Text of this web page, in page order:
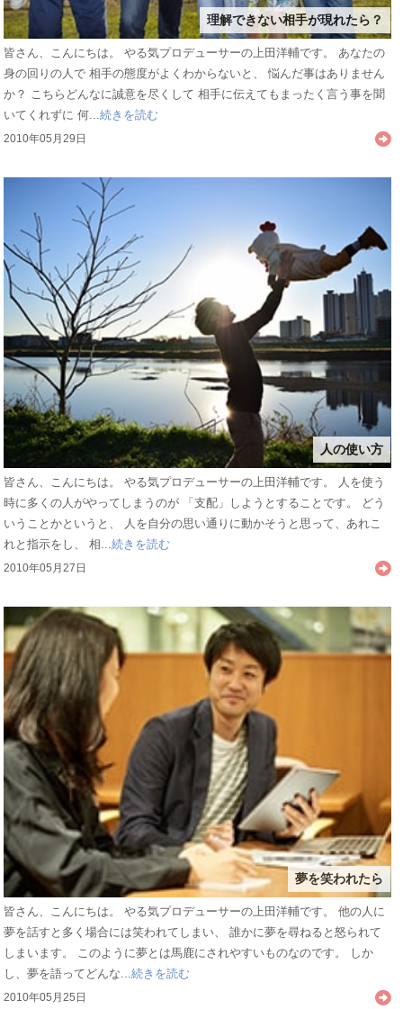
理解できない相手が現れたら？
皆さん、こんにちは。 やる気プロデューサーの上田洋輔です。 あなたの
身の回りの人で 相手の態度がよくわからないと、 悩んだ事はありません
か？ こちらどんなに誠意を尽くして 相手に伝えてもまったく言う事を聞
いてくれずに 何...続きを読む
2010年05月29日
人の使い方
皆さん、こんにちは。 やる気プロデューサーの上田洋輔です。 人を使う
時に多くの人がやってしまうのが 「支配」しようとすることです。 どう
いうことかというと、 人を自分の思い通りに動かそうと思って、あれこ
れと指示をし、 相...続きを読む
2010年05月27日
夢を笑われたら
皆さん、こんにちは。 やる気プロデューサーの上田洋輔です。 他の人に
夢を話すと多く場合には笑われてしまい、 誰かに夢を尋ねると怒られて
しまいます。 このように夢とは馬鹿にされやすいものなのです。 しか
し、夢を語ってどんな...続きを読む
2010年05月25日